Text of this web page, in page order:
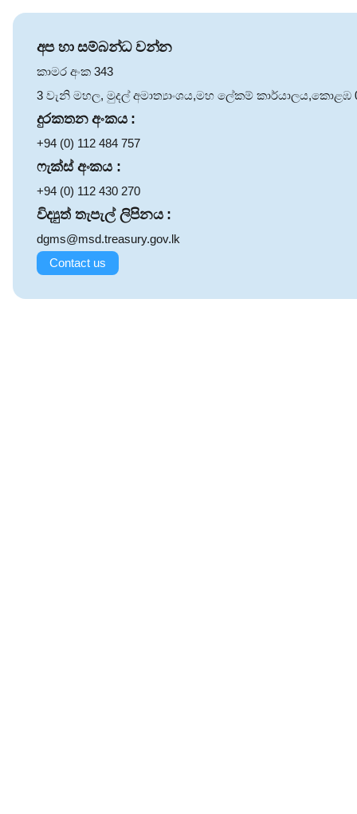
අප හා සම්බන්ධ වන්න
කාමර අංක 343
3 වැනි මහල, මුදල් අමාත්‍යාංශය,මහ ලේකම් කාර්යාලය,කොළඹ
දුරකතන අංකය :
+94 (0) 112 484 757
ෆැක්ස් අංකය :
+94 (0) 112 430 270
විද්‍යුත් තැපැල් ලිපිනය :
dgms@msd.treasury.gov.lk
Contact us